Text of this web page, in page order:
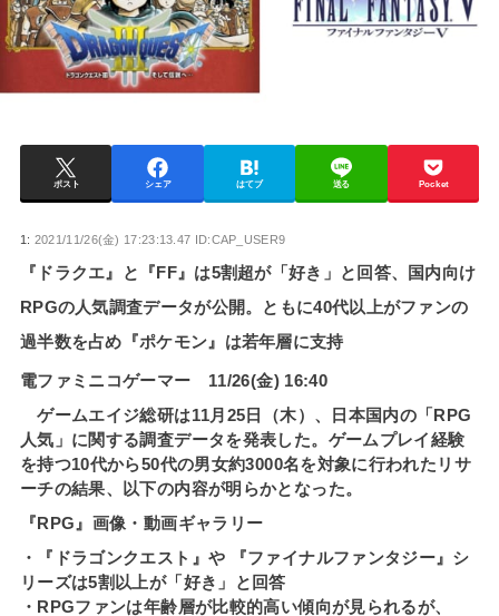
ポスト シェア はてブ 送る Pocket
1: 2021/11/26(金) 17:23:13.47 ID:CAP_USER9
『ドラクエ』と『FF』は5割超が「好き」と回答、国内向け
RPGの人気調査データが公開。ともに40代以上がファンの
過半数を占め『ポケモン』は若年層に支持
電ファミニコゲーマー 11/26(金) 16:40
ゲームエイジ総研は11月25日（木）、日本国内の「RPG
人気」に関する調査データを発表した。ゲームプレイ経験
を持つ10代から50代の男女約3000名を対象に行われたリサ
ーチの結果、以下の内容が明らかとなった。
『RPG』画像・動画ギャラリー
・『ドラゴンクエスト』や 『ファイナルファンタジー』シ
リーズは5割以上が「好き」と回答
・RPGファンは年齢層が比較的高い傾向が見られるが、